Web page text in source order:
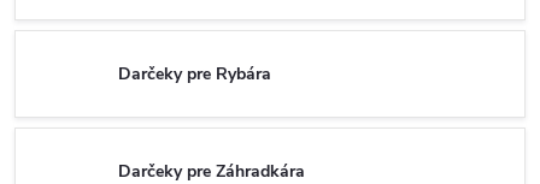
Darčeky pre Rybára
Darčeky pre Záhradkára